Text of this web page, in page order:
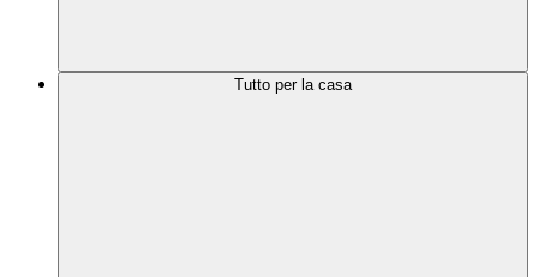
Tutto per la casa